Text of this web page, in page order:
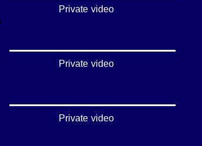
Private video
Private video
Private video